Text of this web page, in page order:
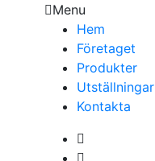
Menu
Hem
Företaget
Produkter
Utställningar
Kontakta